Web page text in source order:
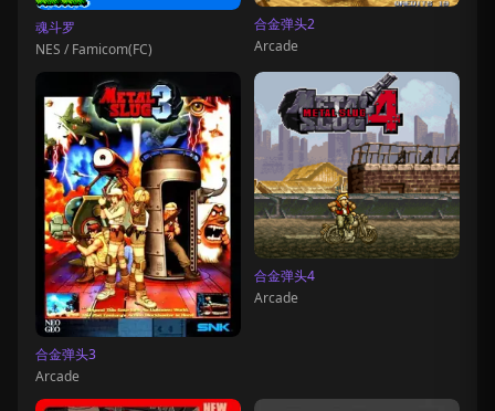
魂斗罗
NES / Famicom(FC)
合金弹头2
Arcade
合金弹头3
Arcade
合金弹头4
Arcade